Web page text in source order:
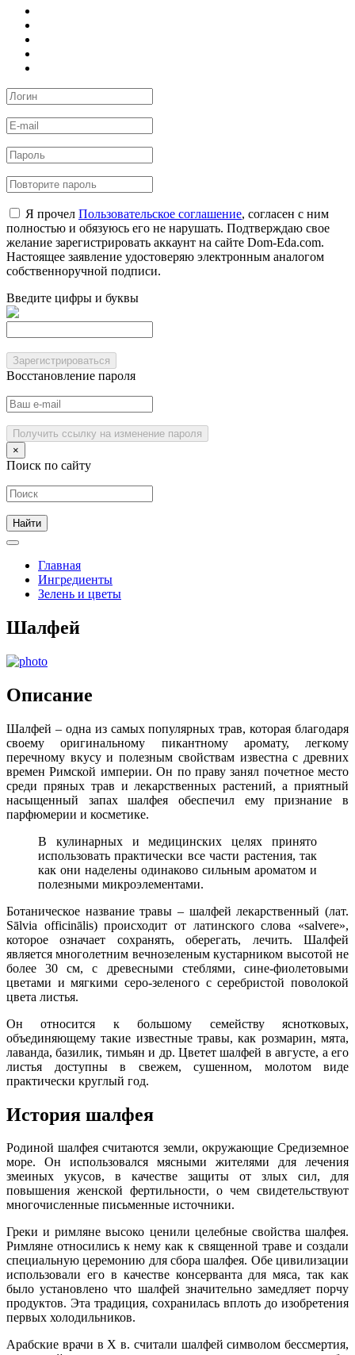
Я прочел Пользовательское соглашение, согласен с ним
полностью и обязуюсь его не нарушать. Подтверждаю свое
желание зарегистрировать аккаунт на сайте Dom-Eda.com.
Настоящее заявление удостоверяю электронным аналогом
собственноручной подписи.
Введите цифры и буквы
Зарегистрироваться
Восстановление пароля
Получить ссылку на изменение пароля
×
Поиск по сайту
Главная
Ингредиенты
Зелень и цветы
Шалфей
Описание
Шалфей – одна из самых популярных трав, которая благодаря
своему оригинальному пикантному аромату, легкому
перечному вкусу и полезным свойствам известна с древних
времен Римской империи. Он по праву занял почетное место
среди пряных трав и лекарственных растений, а приятный
насыщенный запах шалфея обеспечил ему признание в
парфюмерии и косметике.
В кулинарных и медицинских целях принято
использовать практически все части растения, так
как они наделены одинаково сильным ароматом и
полезными микроэлементами.
Ботаническое название травы – шалфей лекарственный (лат.
Sālvia officinālis) происходит от латинского слова «salvere»,
которое означает сохранять, оберегать, лечить. Шалфей
является многолетним вечнозеленым кустарником высотой не
более 30 см, с древесными стеблями, сине-фиолетовыми
цветами и мягкими серо-зеленого с серебристой поволокой
цвета листья.
Он относится к большому семейству яснотковых,
объединяющему такие известные травы, как розмарин, мята,
лаванда, базилик, тимьян и др. Цветет шалфей в августе, а его
листья доступны в свежем, сушенном, молотом виде
практически круглый год.
История шалфея
Родиной шалфея считаются земли, окружающие Средиземное
море. Он использовался мясными жителями для лечения
змеиных укусов, в качестве защиты от злых сил, для
повышения женской фертильности, о чем свидетельствуют
многочисленные письменные источники.
Греки и римляне высоко ценили целебные свойства шалфея.
Римляне относились к нему как к священной траве и создали
специальную церемонию для сбора шалфея. Обе цивилизации
использовали его в качестве консерванта для мяса, так как
было установлено что шалфей значительно замедляет порчу
продуктов. Эта традиция, сохранилась вплоть до изобретения
первых холодильников.
Арабские врачи в Х в. считали шалфей символом бессмертия,